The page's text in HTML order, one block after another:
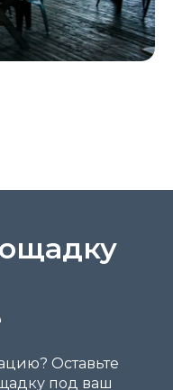
Оставьте
под ваш